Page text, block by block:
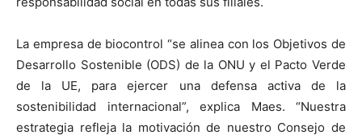
La empresa de biocontrol “se alinea con los Objetivos de
Desarrollo Sostenible (ODS) de la ONU y el Pacto Verde
de la UE, para ejercer una defensa activa de la
sostenibilidad internacional”, explica Maes. “Nuestra
estrategia refleja la motivación de nuestro Consejo de